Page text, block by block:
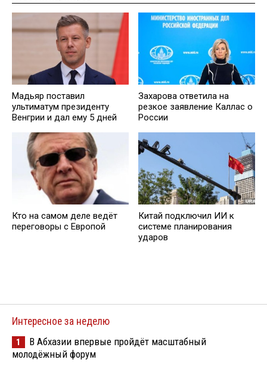
Мадьяр поставил
ультиматум президенту
Венгрии и дал ему 5 дней
Захарова ответила на
резкое заявление Каллас о
России
Кто на самом деле ведёт
переговоры с Европой
Китай подключил ИИ к
системе планирования
ударов
Интересное за неделю
1
В Абхазии впервые пройдёт масштабный
молодёжный форум